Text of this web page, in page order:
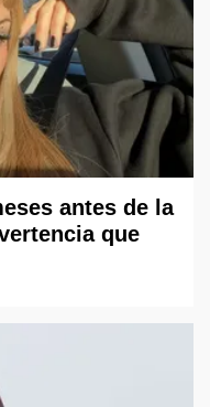
antes de la
que